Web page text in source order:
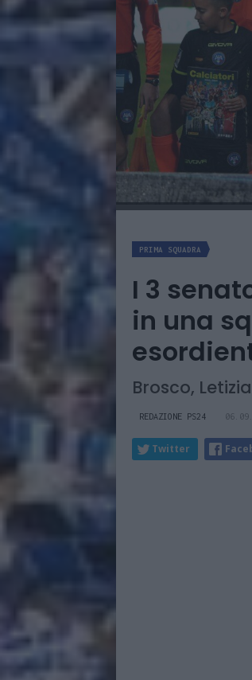
PRIMA SQUADRA
I 3
in una
Brosco,
REDAZIONE PS24
Twitter